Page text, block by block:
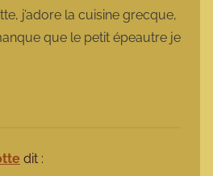
j’adore la cuisine grecque,
que le petit épeautre je
dit :